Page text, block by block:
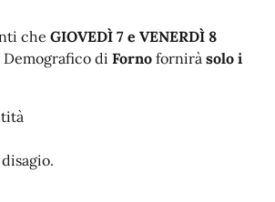
che GIOVEDÌ 7 e VENERDÌ 8
di Forno fornirà solo i